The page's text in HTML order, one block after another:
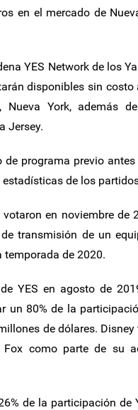
en el mercado de
YES Network de los
disponibles sin
York, además
Jersey.
programa previo
de los
en noviembre de
transmisión de un
temporada de 2020.
YES en agosto de
un 80% de la
de dólares.
Fox como parte de su
de la participación de